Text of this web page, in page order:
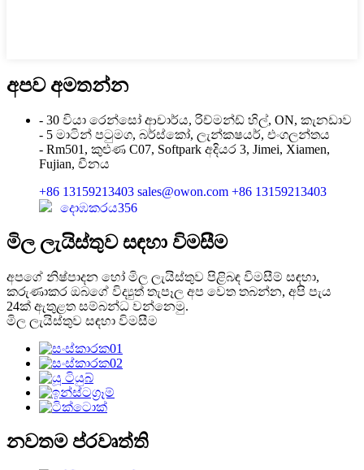
අපව අමතන්න
- 30 වියා රෙන්සෝ ආචාර්ය, රිච්මන්ඩ් හිල්, ON, කැනඩාව
- 5 මාටින් පටුමග, බර්ස්කෝ, ලැන්කෂයර්, එංගලන්තය
- Rm501, කුළුණ C07, Softpark අදියර 3, Jimei, Xiamen,
Fujian, චීනය
+86 13159213403 sales@owon.com +86 13159213403
දොඹකරය356
මිල ලැයිස්තුව සඳහා විමසීම
අපගේ නිෂ්පාදන හෝ මිල ලැයිස්තුව පිළිබඳ විමසීම් සඳහා,
කරුණාකර ඔබගේ විද්‍යුත් තැපෑල අප වෙත තබන්න, අපි පැය
24ක් ඇතුළත සම්බන්ධ වන්නෙමු.
මිල ලැයිස්තුව සඳහා විමසීම
නවතම ප්රවෘත්ති